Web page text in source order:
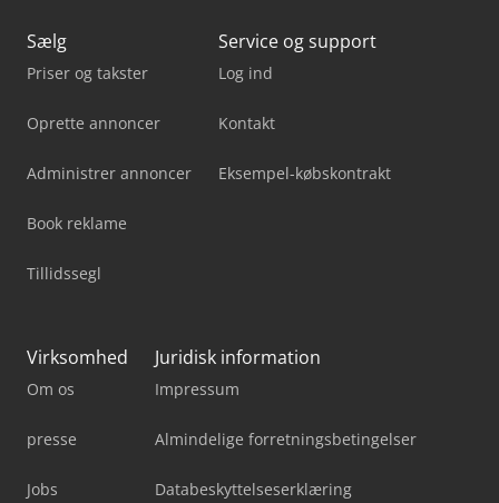
Sælg
Priser og takster
Oprette annoncer
Administrer annoncer
Book reklame
Tillidssegl
Service og support
Log ind
Kontakt
Eksempel-købskontrakt
Virksomhed
Om os
presse
Jobs
Juridisk information
Impressum
Almindelige forretningsbetingelser
Databeskyttelseserklæring